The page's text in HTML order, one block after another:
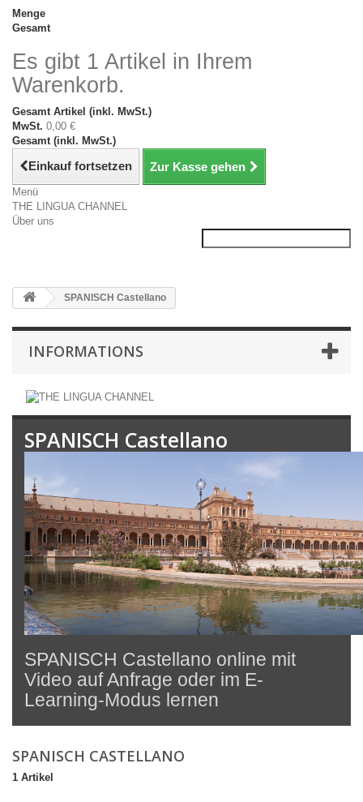
Menge
Gesamt
Es gibt 1 Artikel in Ihrem
Warenkorb.
Gesamt Artikel (inkl. MwSt.)
MwSt. 0,00 €
Gesamt (inkl. MwSt.)
Einkauf fortsetzen Zur Kasse gehen
Menü
THE LINGUA CHANNEL
Über uns
SPANISCH Castellano
INFORMATIONS
SPANISCH Castellano
SPANISCH Castellano online mit
Video auf Anfrage oder im E-
Learning-Modus lernen
SPANISCH CASTELLANO
1 Artikel